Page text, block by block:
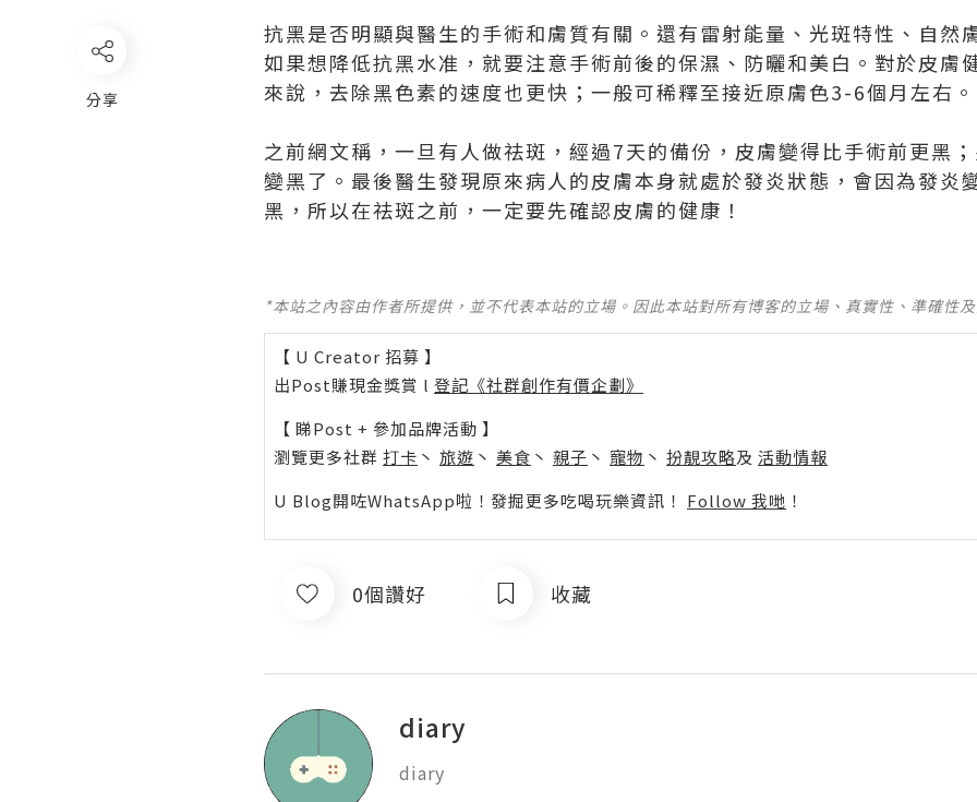
分享
抗黑是否明顯與醫生的手術和膚質有關。還有雷射能量、光斑特性、自然
如果想降低抗黑水准，就要注意手術前後的保濕、防曬和美白。對於皮膚
來說，去除黑色素的速度也更快；一般可稀釋至接近原膚色3-6個月左右。
之前網文稱，一旦有人做祛斑，經過7天的備份，皮膚變得比手術前更黑
變黑了。最後醫生發現原來病人的皮膚本身就處於發炎狀態，會因為發炎
黑，所以在祛斑之前，一定要先確認皮膚的健康！
*本站之內容由作者所提供，並不代表本站的立場。因此本站對所有博客的立場、真實性、準確性
【 U Creator 招募 】
出Post賺現金獎賞 l 登記《社群創作有價企劃》
【 睇Post + 參加品牌活動 】
瀏覽更多社群 打卡 丶 旅遊 丶 美食 丶 親子 丶 寵物 丶 扮靚攻略及 活動情報
U Blog開咗WhatsApp啦！發掘更多吃喝玩樂資訊！ Follow 我哋 ！
0個讚好 收藏
diary
diary